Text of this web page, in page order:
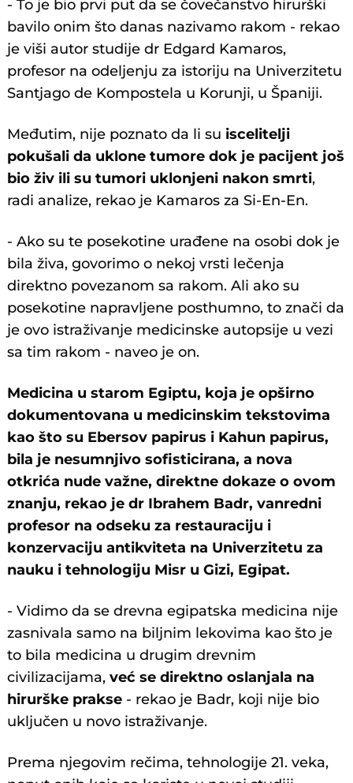
- To je bio prvi put da se čovečanstvo hirurški
bavilo onim što danas nazivamo rakom - rekao
je viši autor studije dr Edgard Kamaros,
profesor na odeljenju za istoriju na Univerzitetu
Santjago de Kompostela u Korunji, u Španiji.
Međutim, nije poznato da li su iscelitelji
pokušali da uklone tumore dok je pacijent još
bio živ ili su tumori uklonjeni nakon smrti,
radi analize, rekao je Kamaros za Si-En-En.
- Ako su te posekotine urađene na osobi dok je
bila živa, govorimo o nekoj vrsti lečenja
direktno povezanom sa rakom. Ali ako su
posekotine napravljene posthumno, to znači da
je ovo istraživanje medicinske autopsije u vezi
sa tim rakom - naveo je on.
Medicina u starom Egiptu, koja je opširno
dokumentovana u medicinskim tekstovima
kao što su Ebersov papirus i Kahun papirus,
bila je nesumnjivo sofisticirana, a nova
otkrića nude važne, direktne dokaze o ovom
znanju, rekao je dr Ibrahem Badr, vanredni
profesor na odseku za restauraciju i
konzervaciju antikviteta na Univerzitetu za
nauku i tehnologiju Misr u Gizi, Egipat.
- Vidimo da se drevna egipatska medicina nije
zasnivala samo na biljnim lekovima kao što je
to bila medicina u drugim drevnim
civilizacijama,već se direktno oslanjala na
hirurške prakse - rekao je Badr, koji nije bio
uključen u novo istraživanje.
Prema njegovim rečima, tehnologije 21. veka,